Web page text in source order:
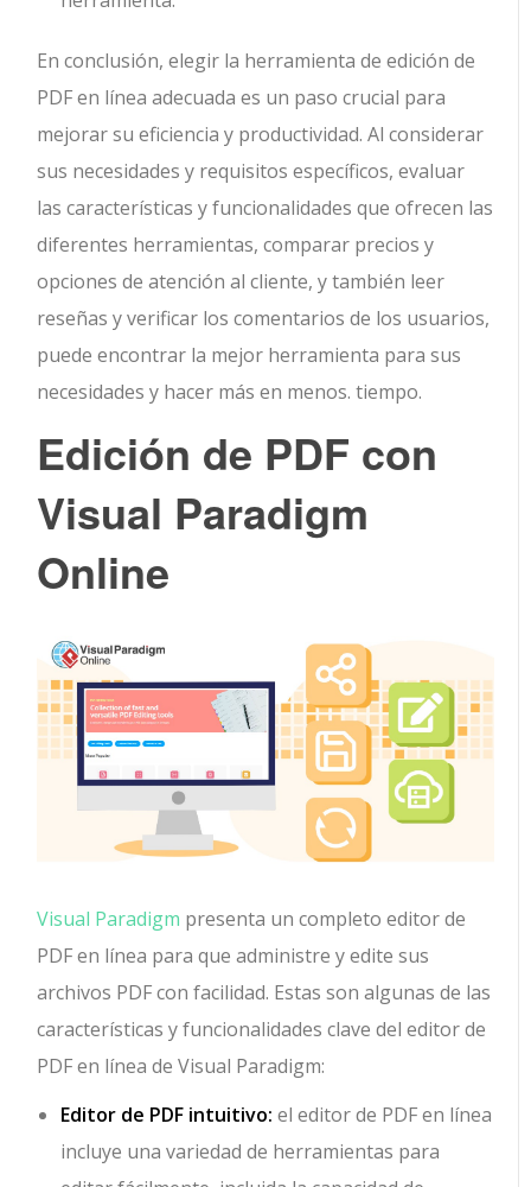
En conclusión, elegir la herramienta de edición de
PDF en línea adecuada es un paso crucial para
mejorar su eficiencia y productividad. Al considerar
sus necesidades y requisitos específicos, evaluar
las características y funcionalidades que ofrecen las
diferentes herramientas, comparar precios y
opciones de atención al cliente, y también leer
reseñas y verificar los comentarios de los usuarios,
puede encontrar la mejor herramienta para sus
necesidades y hacer más en menos. tiempo.
Edición de PDF con
Visual Paradigm
Online
Visual Paradigm presenta un completo editor de
PDF en línea para que administre y edite sus
archivos PDF con facilidad. Estas son algunas de las
características y funcionalidades clave del editor de
PDF en línea de Visual Paradigm:
Editor de PDF intuitivo: el editor de PDF en línea
incluye una variedad de herramientas para